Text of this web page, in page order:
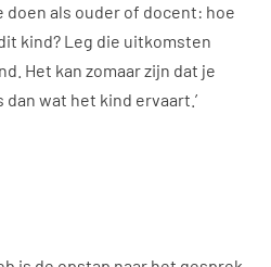
als ouder of docent: hoe
kind? Leg die uitkomsten
Het kan zomaar zijn dat je
wat het kind ervaart.’